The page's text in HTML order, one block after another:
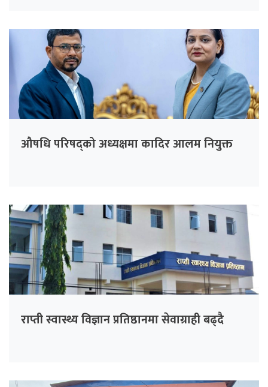
औषधि परिषद्को अध्यक्षमा कादिर आलम नियुक्त
राप्ती स्वास्थ्य विज्ञान प्रतिष्ठानमा सेवाग्राही बढ्दै